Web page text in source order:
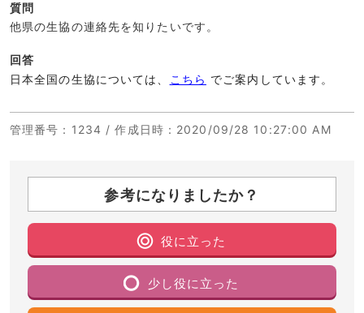
質問
他県の生協の連絡先を知りたいです。
回答
日本全国の生協については、 こちら でご案内しています。
管理番号 ：1234 /作成日時 ：2020/09/28 10:27:00 AM
参考になりましたか？
役に立った
少し役に立った